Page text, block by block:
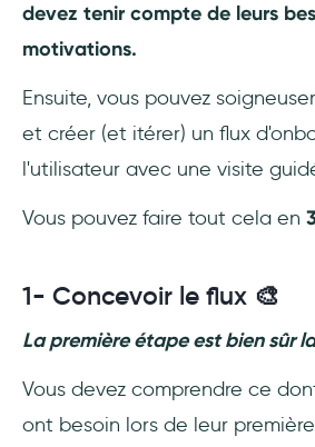
devez tenir compte de leurs
motivations.
Ensuite, vous pouvez
et créer (et itérer) un flux
l'utilisateur avec une visite
Vous pouvez faire tout cela en
1- Concevoir le flux 🎨
La première étape est bien sûr
Vous devez comprendre ce
ont besoin lors de leur